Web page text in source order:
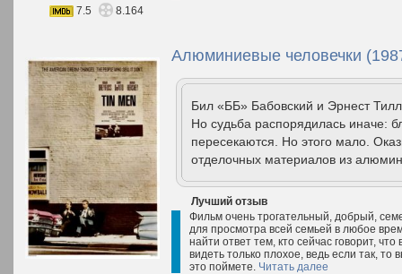
7.5
8.164
Алюминиевые человечки
Бил «ББ» Бабовский и Эрнест
Но судьба распорядилась иначе:
пересекаются. Но этого мало.
отделочных материалов из
Лучший отзыв
Фильм очень трогательный, добрый,
для просмотра всей семьей в любое
найти ответ тем, кто сейчас говорит,
видеть только плохое, ведь если так,
это поймете. Читать далее